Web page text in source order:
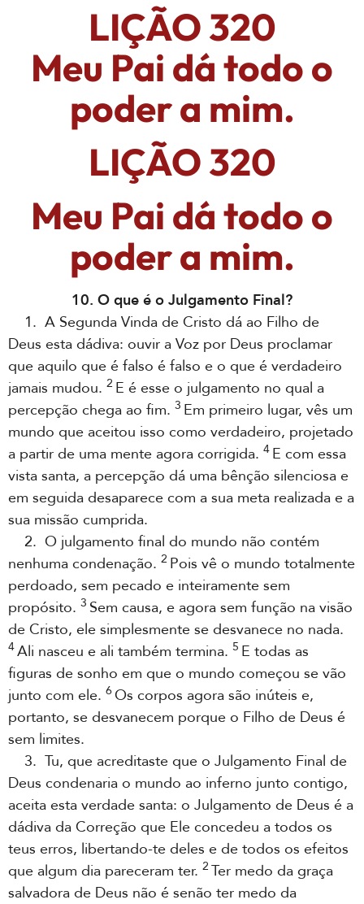
LIÇÃO 320
Meu Pai dá todo o
poder a mim.
LIÇÃO 320
Meu Pai dá todo o
poder a mim.
10. O que é o Julgamento Final?
1. A Segunda Vinda de Cristo dá ao Filho de
Deus esta dádiva: ouvir a Voz por Deus proclamar
que aquilo que é falso é falso e o que é verdadeiro
jamais mudou. 2 E é esse o julgamento no qual a
percepção chega ao fim. 3 Em primeiro lugar, vês um
mundo que aceitou isso como verdadeiro, projetado
a partir de uma mente agora corrigida. 4 E com essa
vista santa, a percepção dá uma bênção silenciosa e
em seguida desaparece com a sua meta realizada e a
sua missão cumprida.
2. O julgamento final do mundo não contém
nenhuma condenação. 2 Pois vê o mundo totalmente
perdoado, sem pecado e inteiramente sem
propósito. 3 Sem causa, e agora sem função na visão
de Cristo, ele simplesmente se desvanece no nada.
4Ali nasceu e ali também termina. 5 E todas as
figuras de sonho em que o mundo começou se vão
junto com ele. 6Os corpos agora são inúteis e,
portanto, se desvanecem porque o Filho de Deus é
sem limites.
3. Tu, que acreditaste que o Julgamento Final de
Deus condenaria o mundo ao inferno junto contigo,
aceita esta verdade santa: o Julgamento de Deus é a
dádiva da Correção que Ele concedeu a todos os
teus erros, libertando-te deles e de todos os efeitos
que algum dia pareceram ter. 2 Ter medo da graça
salvadora de Deus não é senão ter medo da